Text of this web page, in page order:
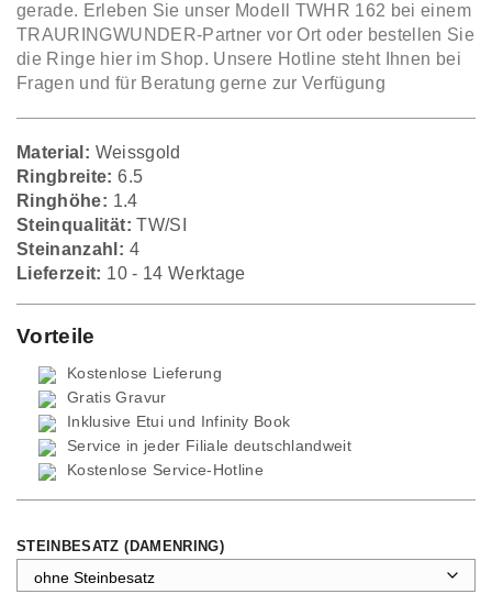
gerade. Erleben Sie unser Modell TWHR 162 bei einem
TRAURINGWUNDER-Partner vor Ort oder bestellen Sie
die Ringe hier im Shop. Unsere Hotline steht Ihnen bei
Fragen und für Beratung gerne zur Verfügung
Material: Weissgold
Ringbreite: 6.5
Ringhöhe: 1.4
Steinqualität: TW/SI
Steinanzahl: 4
Lieferzeit: 10 - 14 Werktage
Vorteile
Kostenlose Lieferung
Gratis Gravur
Inklusive Etui und Infinity Book
Service in jeder Filiale deutschlandweit
Kostenlose Service-Hotline
STEINBESATZ (DAMENRING)